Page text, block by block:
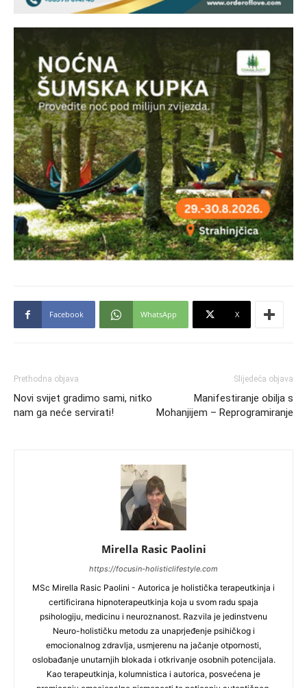
Facebook WhatsApp X
Prethodna objava
Novi svijet gradimo sami, nitko
nam ga neće servirati!
Slijedeća objava
Manifestiranje obilja s
Mohanjijem – Reprogramiranje
Mirella Rasic Paolini
https://focusin-holisticlifestyle.com
MSc Mirella Rasic Paolini - Autorica je holistička terapeutkinja i
certificirana hipnoterapeutkinja koja u svom radu spaja
psihologiju, medicinu i neuroznanost. Razvila je jedinstvenu
Neuro-holističku metodu za unaprjeđenje psihičkog i
emocionalnog zdravlja, usmjerenu na jačanje otpornosti,
oslobađanje unutarnjih blokada i otkrivanje osobnih potencijala.
Kao terapeutkinja, kolumnistica i autorica, posvećena je